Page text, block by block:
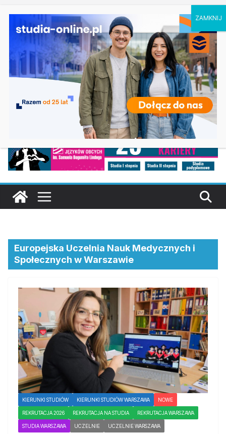
Ostatnie wpisy: Geografia w Gdańsku
Ratownictwo medyczne w Olsztynie
Logistyka w Koszalinie
Informatyka w Nysie
Filozofia w Szczecinie
Europejska Uczelnia Nauk Medycznych i
Społecznych w Warszawie
KIERUNKI STUDIÓW KIERUNKI STUDIÓW WARSZAWA NOWE
REKRUTACJA 2026 REKRUTACJA NA STUDIA REKRUTACJA WARSZAWA
STUDIA WARSZAWA UCZELNIE UCZELNIE WARSZAWA